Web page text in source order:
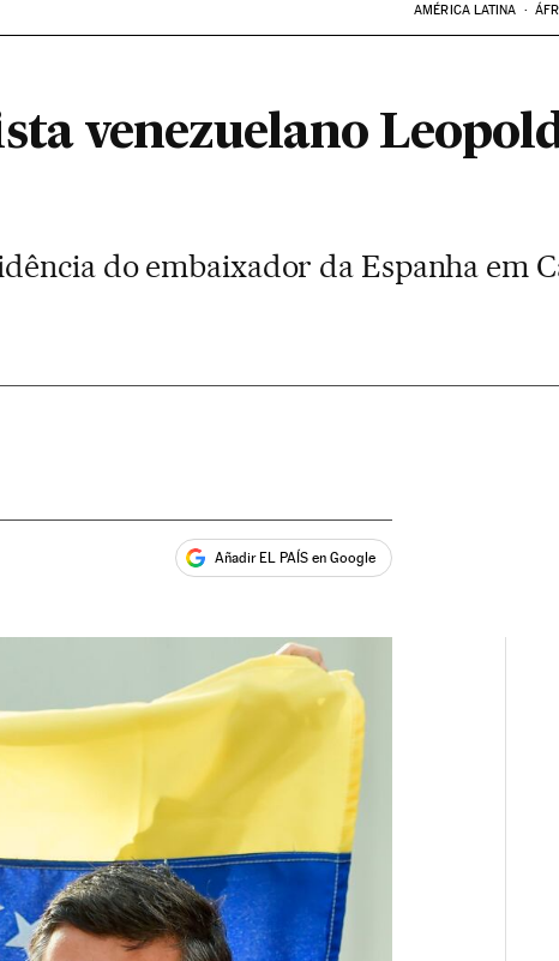
AMÉRICA LATINA
venezuelano
do embaixador da Espanha em
Añadir EL PAÍS en Google